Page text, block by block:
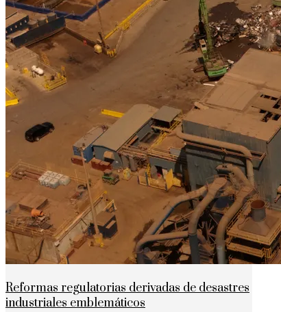
Reformas regulatorias derivadas de desastres
industriales emblemáticos